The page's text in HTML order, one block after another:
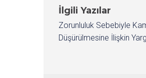
İlgili Yazılar
Zorunluluk Sebebiyle
Düşürülmesine İlişkin